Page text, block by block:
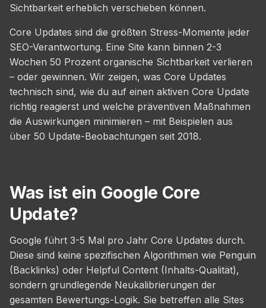
Sichtbarkeit erheblich verschieben können.
Core Updates sind die größten Stress-Momente jeder
SEO-Verantwortung. Eine Site kann binnen 2-3
Wochen 50 Prozent organische Sichtbarkeit verlieren
– oder gewinnen. Wir zeigen, was Core Updates
technisch sind, wie du auf einen aktiven Core Update
richtig reagierst und welche präventiven Maßnahmen
die Auswirkungen minimieren – mit Beispielen aus
über 50 Update-Beobachtungen seit 2018.
Was ist ein Google Core
Update?
Google führt 3-5 Mal pro Jahr Core Updates durch.
Diese sind keine spezifischen Algorithmen wie Penguin
(Backlinks) oder Helpful Content (Inhalts-Qualität),
sondern grundlegende Neukalibrierungen der
gesamten Bewertungs-Logik. Sie betreffen alle Sites